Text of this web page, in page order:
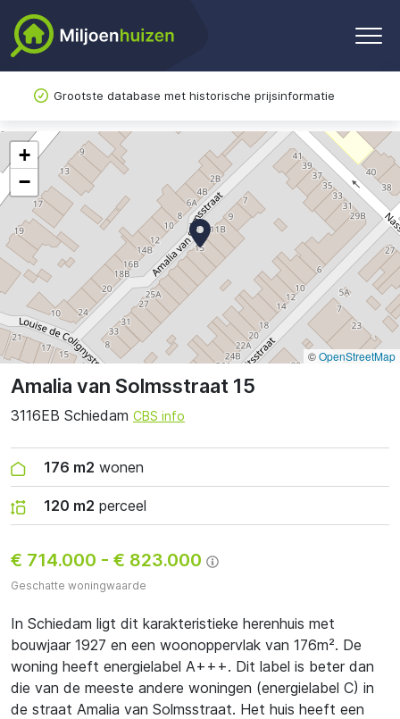
Grootste database met historische prijsinformatie
Amalia van Solmsstraat 15
3116EB Schiedam CBS info
176 m2 wonen
120 m2 perceel
€ 714.000 - € 823.000
Geschatte woningwaarde
In Schiedam ligt dit karakteristieke herenhuis met
bouwjaar 1927 en een woonoppervlak van 176m². De
woning heeft energielabel A+++. Dit label is beter dan
die van de meeste andere woningen (energielabel C) in
de straat Amalia van Solmsstraat. Het huis heeft een
+
−
©OpenStreetMap